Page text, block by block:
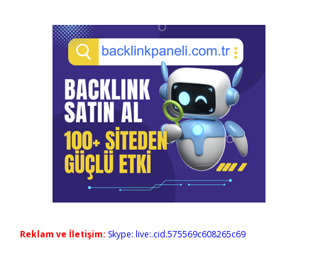
Reklam ve İletişim: Skype: live:.cid.575569c608265c69